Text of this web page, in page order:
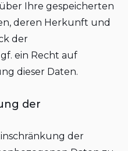
Ihre gespeicherten
deren Herkunft und
der
ein Recht auf
dieser Daten.
der
der